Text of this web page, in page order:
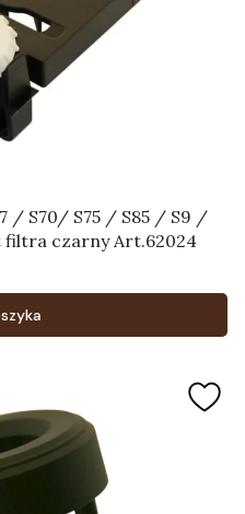
/ S70/ S75 / S85 / S9 /
filtra czarny Art.62024